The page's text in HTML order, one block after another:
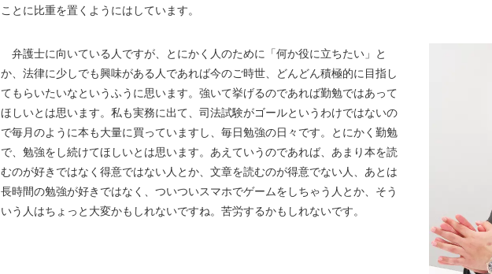
ことに比重を置くようにはしています。
弁護士に向いている人ですが、とにかく人のために「何か役に立ちたい」と
か、法律に少しでも興味がある人であれば今のご時世、どんどん積極的に目指し
てもらいたいなというふうに思います。強いて挙げるのであれば勤勉ではあって
ほしいとは思います。私も実務に出て、司法試験がゴールというわけではないの
で毎月のように本も大量に買っていますし、毎日勉強の日々です。とにかく勤勉
で、勉強をし続けてほしいとは思います。あえていうのであれば、あまり本を読
むのが好きではなく得意ではない人とか、文章を読むのが得意でない人、あとは
長時間の勉強が好きではなく、ついついスマホでゲームをしちゃう人とか、そう
いう人はちょっと大変かもしれないですね。苦労するかもしれないです。